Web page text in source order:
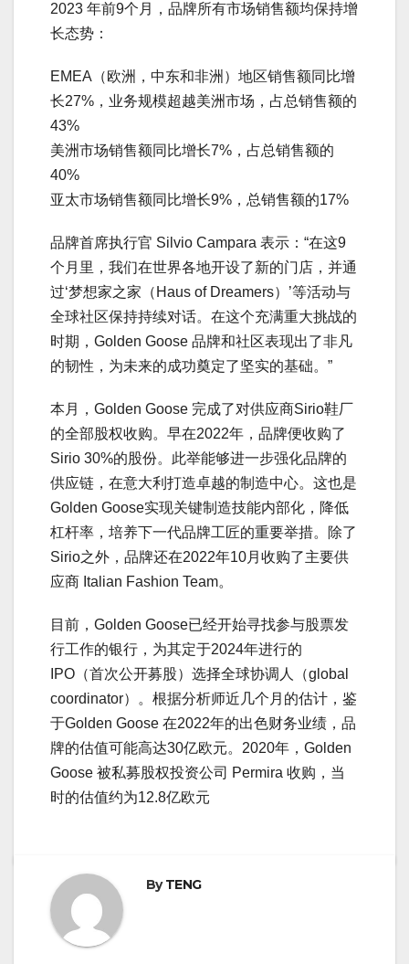
2023 年前9个月，品牌所有市场销售额均保持增
长态势：
EMEA（欧洲，中东和非洲）地区销售额同比增
长27%，业务规模超越美洲市场，占总销售额的
43%
美洲市场销售额同比增长7%，占总销售额的
40%
亚太市场销售额同比增长9%，总销售额的17%
品牌首席执行官 Silvio Campara 表示：“在这9
个月里，我们在世界各地开设了新的门店，并通
过‘梦想家之家（Haus of Dreamers）’等活动与
全球社区保持持续对话。在这个充满重大挑战的
时期，Golden Goose 品牌和社区表现出了非凡
的韧性，为未来的成功奠定了坚实的基础。”
本月，Golden Goose 完成了对供应商Sirio鞋厂
的全部股权收购。早在2022年，品牌便收购了
Sirio 30%的股份。此举能够进一步强化品牌的
供应链，在意大利打造卓越的制造中心。这也是
Golden Goose实现关键制造技能内部化，降低
杠杆率，培养下一代品牌工匠的重要举措。除了
Sirio之外，品牌还在2022年10月收购了主要供
应商 Italian Fashion Team。
目前，Golden Goose已经开始寻找参与股票发
行工作的银行，为其定于2024年进行的
IPO（首次公开募股）选择全球协调人（global
coordinator）。根据分析师近几个月的估计，鉴
于Golden Goose 在2022年的出色财务业绩，品
牌的估值可能高达30亿欧元。2020年，Golden
Goose 被私募股权投资公司 Permira 收购，当
时的估值约为12.8亿欧元
ByTENG